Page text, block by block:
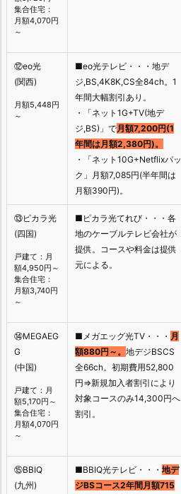
集合住宅：
月額4,070円
～
⑫eo光
(関西)
月額5,448円
～
■eo光テレビ・・・地デ
ジ,BS,4K8K,CS全84ch。1
年間大幅割引あり。
・「ネット1G+TV(地デ
ジ,BS)」で月額7,200円(1
年間は月額2,380円)。
・「ネット10G+Netflixパッ
ク」月額7,085円(半年間は
月額390円)。
⑬ピカラ光
(四国)
戸建て：月
額4,950円～
集合住宅：
月額3,740円
～
■ピカラ光てれび・・・各
地のケーブルテレビ会社が
提供。コースや料金は提供
元による。
⑭MEGAEG
G
(中国)
戸建て：月
額5,170円～
集合住宅：
月額4,070円
～
■メガエッグ光TV・・・ 月
額880円～。 地デジBSCS
全66ch。初期費用52,800
円⇒新規加入者割引により
対象コースのみ14,300円へ
割引。
⑮BBIQ
(九州)
■BBIQ光テレビ・・・ 地デ
ジBSコース2年間月額715